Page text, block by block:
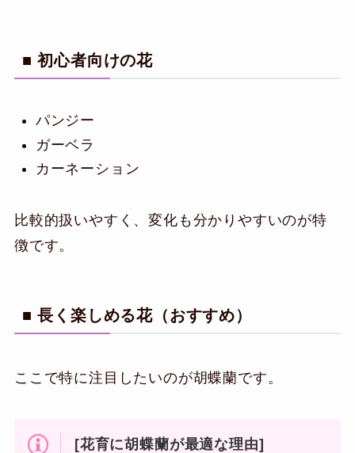
■ 初心者向けの花
パンジー
ガーベラ
カーネーション
比較的扱いやすく、変化も分かりやすいのが特
徴です。
■ 長く楽しめる花（おすすめ）
ここで特に注目したいのが胡蝶蘭です。
[花育に胡蝶蘭が最適な理由]